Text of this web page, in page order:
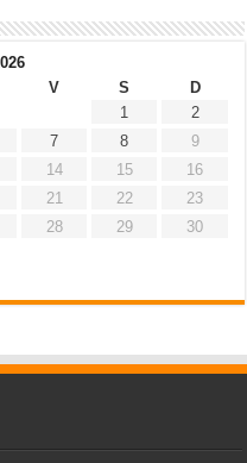
V S
D
1
2
7 8
9
14 15
16
21 22
23
28 29
30